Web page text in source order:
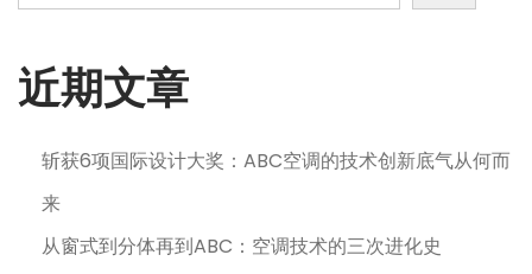
近期文章
斩获6项国际设计大奖：ABC空调的技术创新底气从何而
来
从窗式到分体再到ABC：空调技术的三次进化史